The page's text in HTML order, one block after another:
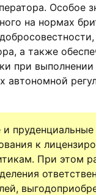
Особое
на нормах
а также
при
автономной
пруденциальные
к
При этом